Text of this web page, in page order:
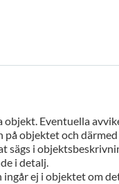
Eventuella
objektet och
sägs i
i detalj.
ej i objektet om